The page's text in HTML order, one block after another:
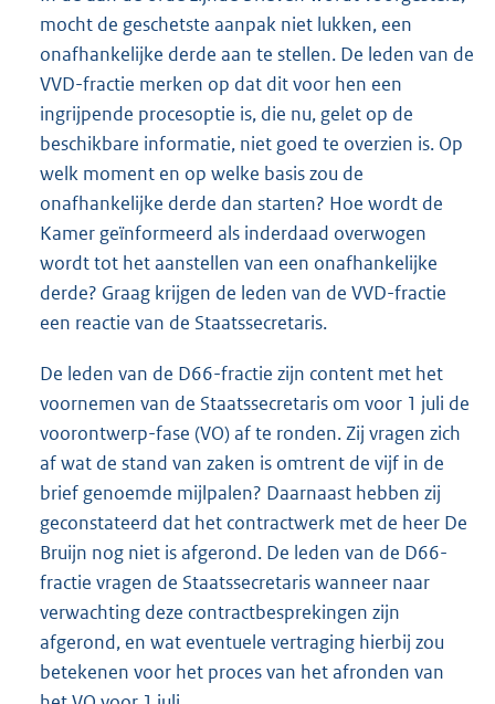
mocht de geschetste aanpak niet lukken, een
onafhankelijke derde aan te stellen. De leden van de
VVD-fractie merken op dat dit voor hen een
ingrijpende procesoptie is, die nu, gelet op de
beschikbare informatie, niet goed te overzien is. Op
welk moment en op welke basis zou de
onafhankelijke derde dan starten? Hoe wordt de
Kamer geïnformeerd als inderdaad overwogen
wordt tot het aanstellen van een onafhankelijke
derde? Graag krijgen de leden van de VVD-fractie
een reactie van de Staatssecretaris.
De leden van de D66-fractie zijn content met het
voornemen van de Staatssecretaris om voor 1 juli de
voorontwerp-fase (VO) af te ronden. Zij vragen zich
af wat de stand van zaken is omtrent de vijf in de
brief genoemde mijlpalen? Daarnaast hebben zij
geconstateerd dat het contractwerk met de heer De
Bruijn nog niet is afgerond. De leden van de D66-
fractie vragen de Staatssecretaris wanneer naar
verwachting deze contractbesprekingen zijn
afgerond, en wat eventuele vertraging hierbij zou
betekenen voor het proces van het afronden van